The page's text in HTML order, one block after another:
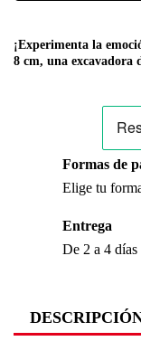
¡Experimenta la
8 cm, una excavadora
Formas de
Elige tu
Entrega
De 2 a 4 días